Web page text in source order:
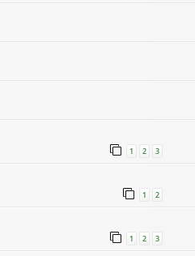
1 2 3
1 2
1 2 3